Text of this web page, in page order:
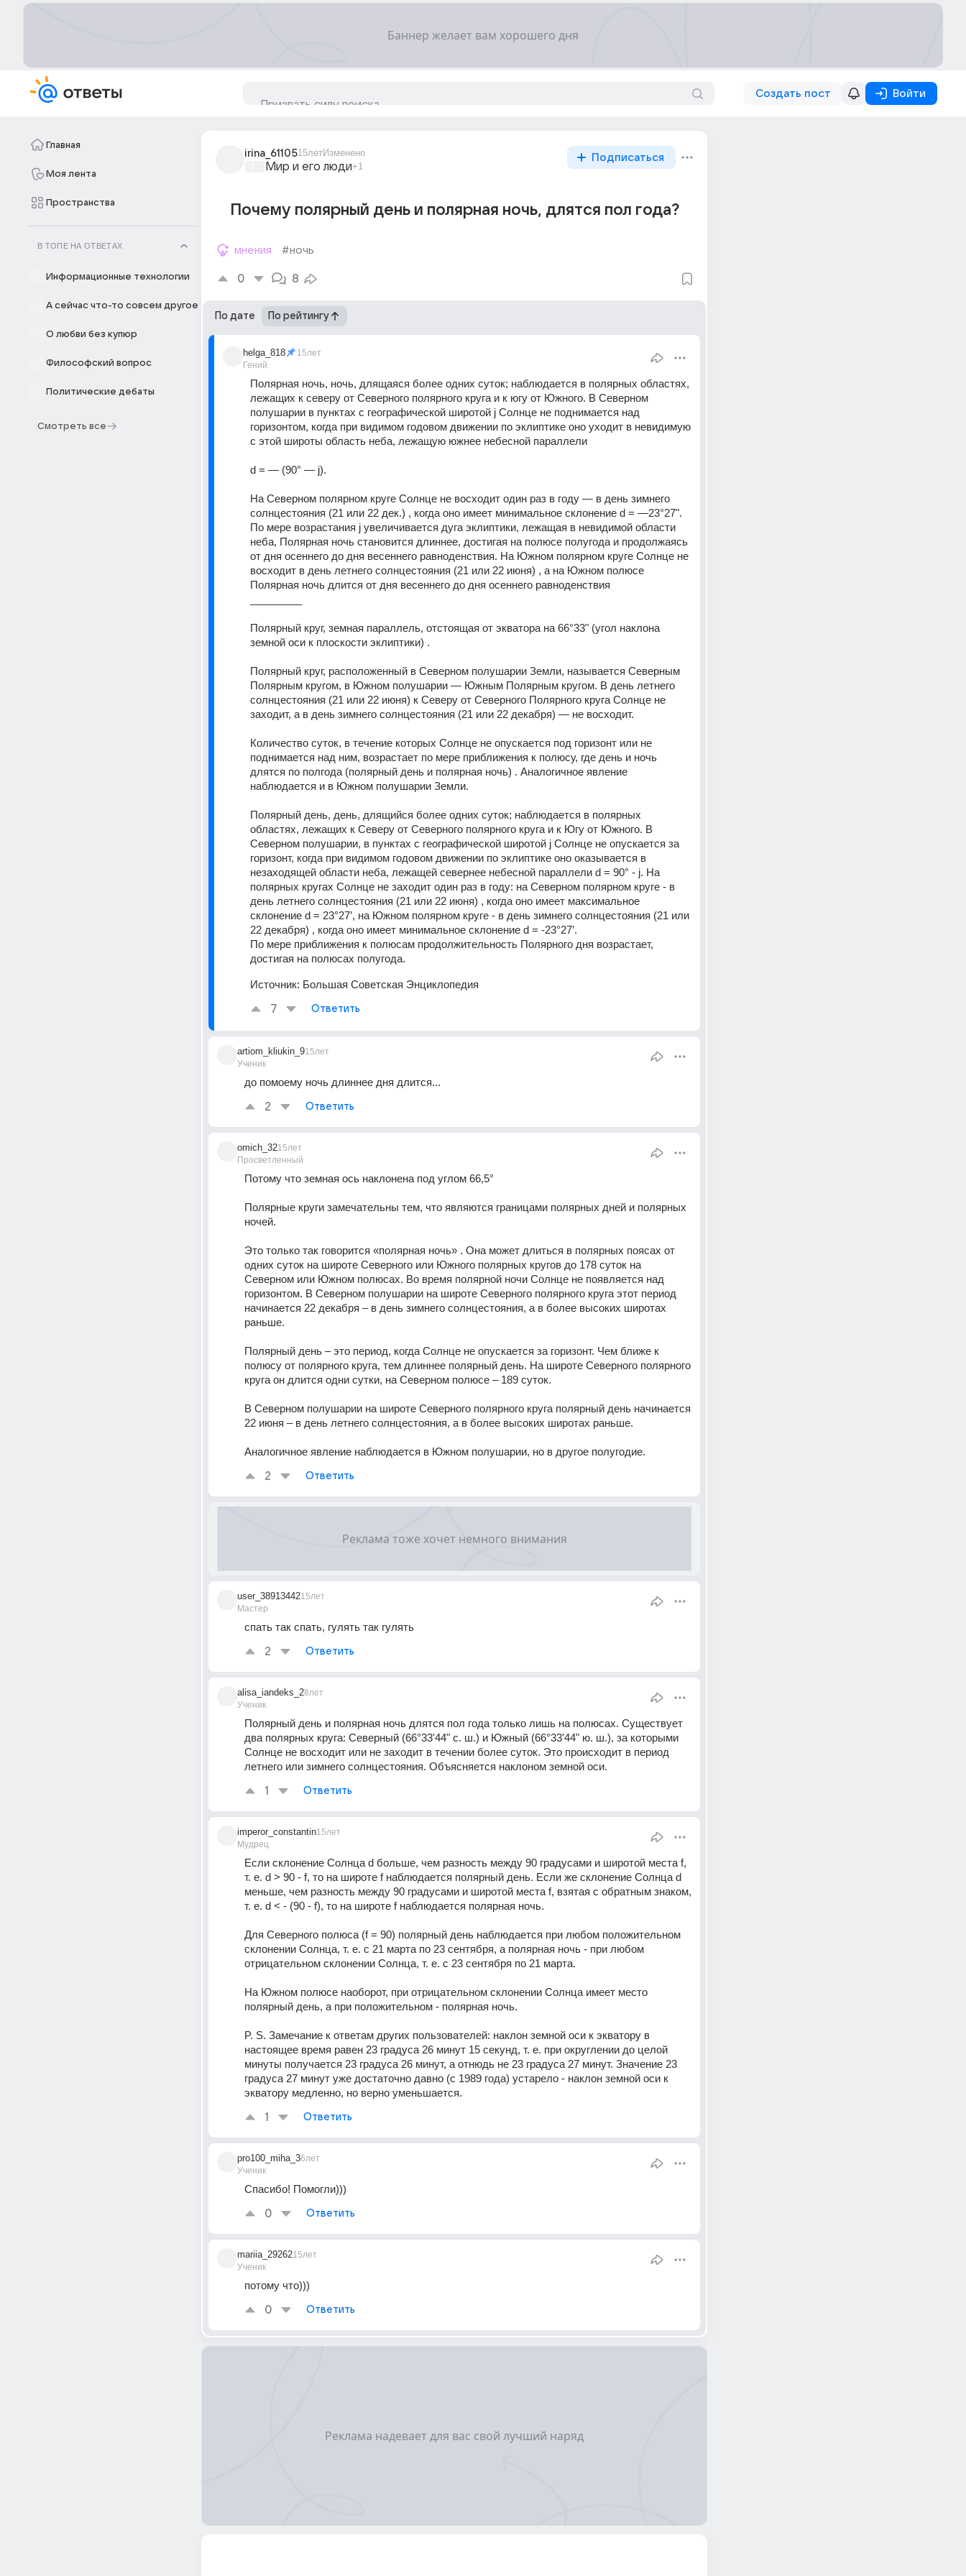
Создать пост Войти
Главная
Моя лента
Пространства
В ТОПЕ НА ОТВЕТАХ
Информационные технологии
А сейчас что-то совсем другое
О любви без купюр
Философский вопрос
Политические дебаты
Смотреть все
irina_6110515летИзменено
Мир и его люди+1
Подписаться
Почему полярный день и полярная ночь, длятся пол года?
мнения #ночь
0 8
По дате По рейтингу
helga_818
Гений
15лет
Полярная ночь, ночь, длящаяся более одних суток; наблюдается в полярных областях,
лежащих к северу от Северного полярного круга и к югу от Южного. В Северном
полушарии в пунктах с географической широтой j Солнце не поднимается над
горизонтом, когда при видимом годовом движении по эклиптике оно уходит в невидимую
с этой широты область неба, лежащую южнее небесной параллели
d = — (90° — j).
На Северном полярном круге Солнце не восходит один раз в году — в день зимнего
солнцестояния (21 или 22 дек.) , когда оно имеет минимальное склонение d = —23°27".
По мере возрастания j увеличивается дуга эклиптики, лежащая в невидимой области
неба, Полярная ночь становится длиннее, достигая на полюсе полугода и продолжаясь
от дня осеннего до дня весеннего равноденствия. На Южном полярном круге Солнце не
восходит в день летнего солнцестояния (21 или 22 июня) , а на Южном полюсе
Полярная ночь длится от дня весеннего до дня осеннего равноденствия
Полярный круг, земная параллель, отстоящая от экватора на 66°33" (угол наклона
земной оси к плоскости эклиптики) .
Полярный круг, расположенный в Северном полушарии Земли, называется Северным
Полярным кругом, в Южном полушарии — Южным Полярным кругом. В день летнего
солнцестояния (21 или 22 июня) к Северу от Северного Полярного круга Солнце не
заходит, а в день зимнего солнцестояния (21 или 22 декабря) — не восходит.
Количество суток, в течение которых Солнце не опускается под горизонт или не
поднимается над ним, возрастает по мере приближения к полюсу, где день и ночь
длятся по полгода (полярный день и полярная ночь) . Аналогичное явление
наблюдается и в Южном полушарии Земли.
Полярный день, день, длящийся более одних суток; наблюдается в полярных
областях, лежащих к Северу от Северного полярного круга и к Югу от Южного. В
Северном полушарии, в пунктах с географической широтой j Солнце не опускается за
горизонт, когда при видимом годовом движении по эклиптике оно оказывается в
незаходящей области неба, лежащей севернее небесной параллели d = 90° - j. На
полярных кругах Солнце не заходит один раз в году: на Северном полярном круге - в
день летнего солнцестояния (21 или 22 июня) , когда оно имеет максимальное
склонение d = 23°27’, на Южном полярном круге - в день зимнего солнцестояния (21 или
22 декабря) , когда оно имеет минимальное склонение d = -23°27’.
По мере приближения к полюсам продолжительность Полярного дня возрастает,
достигая на полюсах полугода.
Источник: Большая Советская Энциклопедия
7 Ответить
artiom_kliukin_9
Ученик
15лет
до помоему ночь длиннее дня длится...
2 Ответить
omich_32
Просветленный
15лет
Потому что земная ось наклонена под углом 66,5°
Полярные круги замечательны тем, что являются границами полярных дней и полярных
ночей.
Это только так говорится «полярная ночь» . Она может длиться в полярных поясах от
одних суток на широте Северного или Южного полярных кругов до 178 суток на
Северном или Южном полюсах. Во время полярной ночи Солнце не появляется над
горизонтом. В Северном полушарии на широте Северного полярного круга этот период
начинается 22 декабря – в день зимнего солнцестояния, а в более высоких широтах
раньше.
Полярный день – это период, когда Солнце не опускается за горизонт. Чем ближе к
полюсу от полярного круга, тем длиннее полярный день. На широте Северного полярного
круга он длится одни сутки, на Северном полюсе – 189 суток.
22 июня – в день летнего солнцестояния, а в более высоких широтах раньше.
Аналогичное явление наблюдается в Южном полушарии, но в другое полугодие.
2 Ответить
user_38913442
Мастер
15лет
спать так спать, гулять так гулять
2 Ответить
alisa_iandeks_2
Ученик
8лет
Полярный день и полярная ночь длятся пол года только лишь на полюсах. Существует
два полярных круга: Северный (66°33'44" с. ш.) и Южный (66°33'44" ю. ш.), за которыми
Солнце не восходит или не заходит в течении более суток. Это происходит в период
летнего или зимнего солнцестояния. Объясняется наклоном земной оси.
1 Ответить
imperor_constantin
Мудрец
15лет
Если склонение Солнца d больше, чем разность между 90 градусами и широтой места f,
т. е. d > 90 - f, то на широте f наблюдается полярный день. Если же склонение Солнца d
меньше, чем разность между 90 градусами и широтой места f, взятая с обратным знаком,
т. е. d < - (90 - f), то на широте f наблюдается полярная ночь.
Для Северного полюса (f = 90) полярный день наблюдается при любом положительном
склонении Солнца, т. е. с 21 марта по 23 сентября, а полярная ночь - при любом
отрицательном склонении Солнца, т. е. с 23 сентября по 21 марта.
На Южном полюсе наоборот, при отрицательном склонении Солнца имеет место
полярный день, а при положительном - полярная ночь.
P. S. Замечание к ответам других пользователей: наклон земной оси к экватору в
настоящее время равен 23 градуса 26 минут 15 секунд, т. е. при округлении до целой
минуты получается 23 градуса 26 минут, а отнюдь не 23 градуса 27 минут. Значение 23
градуса 27 минут уже достаточно давно (с 1989 года) устарело - наклон земной оси к
экватору медленно, но верно уменьшается.
1 Ответить
pro100_miha_3
Ученик
6лет
Спасибо! Помогли)))
0 Ответить
mariia_29262
Ученик
15лет
потому что)))
0 Ответить